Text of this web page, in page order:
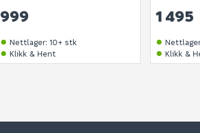
999
Nettlager:10+ stk
Klikk & Hent
1 495
Klikk &